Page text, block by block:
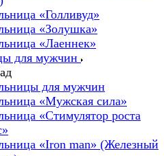
«Голливуд»
«Золушка»
«Лаеннек»
для мужчин
для мужчин
«Мужская сила»
«Стимулятор роста
«Iron man» (Железный